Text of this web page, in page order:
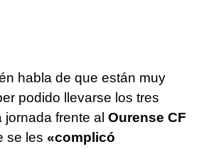
habla de que están muy
podido llevarse los tres
frente al Ourense CF
se les «complicó